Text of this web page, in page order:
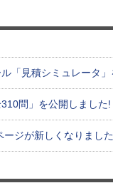
「見積シミュレータ
問」を公開しました!
ージが新しくなりました